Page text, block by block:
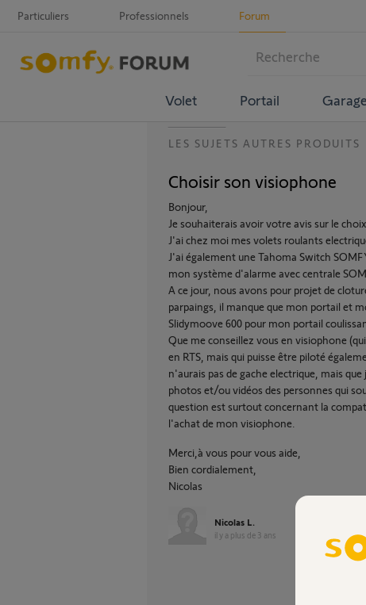
Particuliers Professionnels Forum
Volet Portail Garage
LES SUJETS AUTRES PRODUITS
Choisir son visiophone
Bonjour,
Je souhaiterais avoir votre avis sur le
J'ai chez moi mes volets roulants
J'ai également une Tahoma Switch
mon système d'alarme avec centrale
A ce jour, nous avons pour projet de
parpaings, il manque que mon portail et
Slidymoove 600 pour mon portail
Que me conseillez vous en visiophone
en RTS, mais qui puisse être piloté
n'aurais pas de gache electrique, mais
photos et/ou vidéos des personnes qui
question est surtout concernant la
l'achat de mon visiophone.
Merci,à vous pour vous aide,
Bien cordialement,
Nicolas
Nicolas L.
il y a plus de 3 ans